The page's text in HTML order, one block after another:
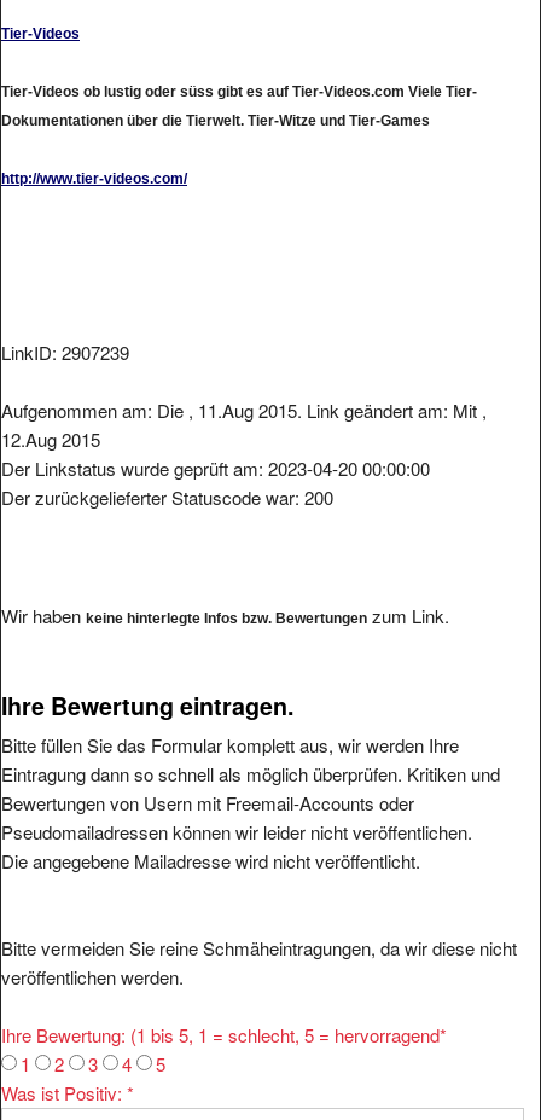
Tier-Videos
Tier-Videos ob lustig oder süss gibt es auf Tier-Videos.com Viele Tier-
Dokumentationen über die Tierwelt. Tier-Witze und Tier-Games
http://www.tier-videos.com/
LinkID: 2907239
Aufgenommen am: Die , 11.Aug 2015. Link geändert am: Mit ,
12.Aug 2015
Der Linkstatus wurde geprüft am: 2023-04-20 00:00:00
Der zurückgelieferter Statuscode war: 200
Wir haben keine hinterlegte Infos bzw. Bewertungen zum Link.
Ihre Bewertung eintragen.
Bitte füllen Sie das Formular komplett aus, wir werden Ihre
Eintragung dann so schnell als möglich überprüfen. Kritiken und
Bewertungen von Usern mit Freemail-Accounts oder
Pseudomailadressen können wir leider nicht veröffentlichen.
Die angegebene Mailadresse wird nicht veröffentlicht.
Bitte vermeiden Sie reine Schmäheintragungen, da wir diese nicht
veröffentlichen werden.
Ihre Bewertung: (1 bis 5, 1 = schlecht, 5 = hervorragend*
1
2 3 4
5
Was ist Positiv: *